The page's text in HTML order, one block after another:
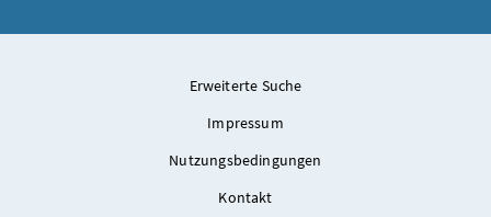
Erweiterte Suche
Impressum
Nutzungsbedingungen
Kontakt